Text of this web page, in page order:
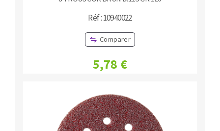
Réf : 10940022
Comparer
5,78 €